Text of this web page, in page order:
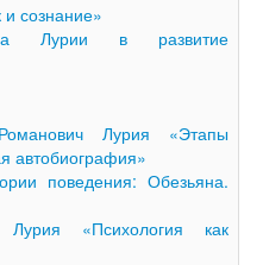
сознание»
Лурии в развитие
Лурия «Этапы
автобиография»
поведения: Обезьяна.
«Психология как